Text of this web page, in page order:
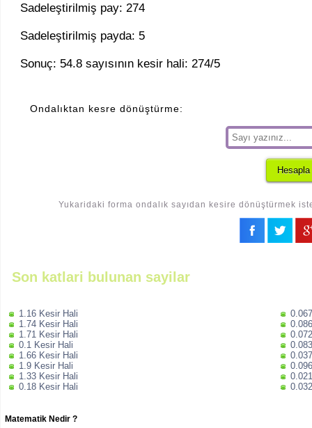
Sadeleştirilmiş pay: 274
Sadeleştirilmiş payda: 5
Sonuç: 54.8 sayısının kesir hali: 274/5
Ondalıktan kesre dönüştürme:
Yukaridaki forma ondalık sayıdan kesire dönüştürmek
Son katlari bulunan sayilar
1.16 Kesir Hali
1.74 Kesir Hali
1.71 Kesir Hali
0.1 Kesir Hali
1.66 Kesir Hali
1.9 Kesir Hali
1.33 Kesir Hali
0.18 Kesir Hali
Matematik Nedir ?